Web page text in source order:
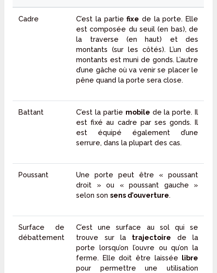
Cadre C’est la partiefixe de la porte. Elle
est composée du seuil (en bas), de
la traverse (en haut) et des
montants (sur les côtés). L’un des
montants est muni de gonds. L’autre
d’une gâche où va venir se placer le
pêne quand la porte sera close.
Battant C’est la partie mobile de la porte. Il
est fixé au cadre par ses gonds. Il
est équipé également d’une
serrure, dans la plupart des cas.
Poussant
Une porte peut être « poussant
droit » ou « poussant gauche »
selon sonsens d’ouverture.
Surface de
débattement
C’est une surface au sol qui se
trouve sur la trajectoire de la
porte lorsqu’on l’ouvre ou qu’on la
ferme. Elle doit être laissée libre
pour permettre une utilisation